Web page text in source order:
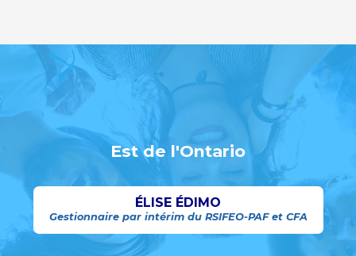
Est de l'Ontario
ÉLISE ÉDIMO
Gestionnaire par intérim du RSIFEO-PAF et CFA